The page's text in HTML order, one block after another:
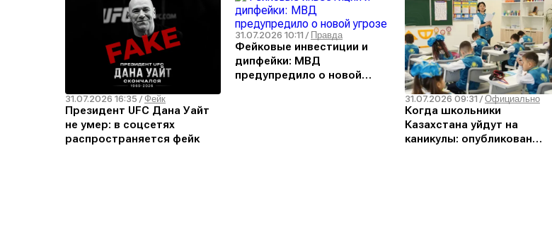
31.07.2026 16:35 /Фейк
Президент UFC Дана Уайт
не умер: в соцсетях
распространяется фейк
31.07.2026 10:11 / Правда
Фейковые инвестиции и
дипфейки: МВД
предупредило о новой
31.07.2026 09:31 /Официально
Когда школьники
Казахстана уйдут на
каникулы: опубликован